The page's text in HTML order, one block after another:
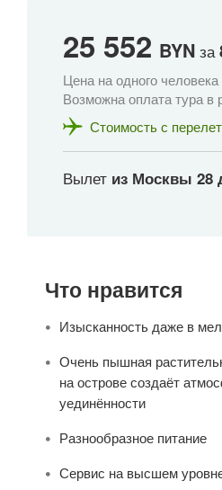
25 552 BYN за
Цена на одного
Возможна оплата тура в
Стоимость с
Вылет из Москвы 28
Что нравится
Изысканность даже в
Очень пышная
на острове создаёт
уединённости
Разнообразное питание
Сервис на высшем